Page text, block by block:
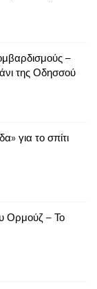
–
της Οδησσού
για το σπίτι
Ορμούζ – Το